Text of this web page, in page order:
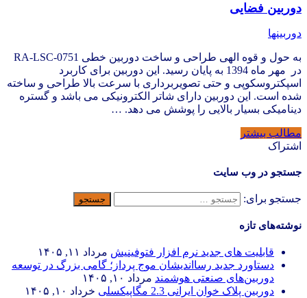
دوربین فضایی
دوربینها
به حول و قوه الهی طراحی و ساخت دوربین خطی RA-LSC-0751
در مهر ماه 1394 به پایان رسید. این دوربین برای کاربرد
اسپکتروسکوپی و حتی تصویربرداری با سرعت بالا طراحی و ساخته
شده است. این دوربین دارای شاتر الکترونیکی می باشد و گستره
دینامیکی بسیار بالایی را پوشش می دهد. …
مطالب بیشتر
اشتراک
جستجو در وب سایت
جستجو برای:
نوشته‌های تازه
قابلیت های جدید نرم افزار فتوفینیش مرداد ۱۱, ۱۴۰۵
دستاورد جدید رسااندیشان موج پرداز؛ گامی بزرگ در توسعه
دوربین‌های صنعتی هوشمند مرداد ۱۰, ۱۴۰۵
دوربین پلاک خوان ایرانی 2.3 مگاپیکسلی
خرداد ۱۰, ۱۴۰۵